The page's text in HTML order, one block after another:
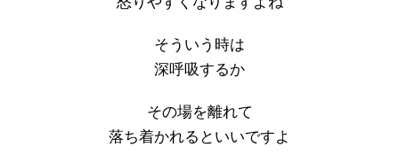
そういう時は
深呼吸するか
その場を離れて
落ち着かれるといいですよ